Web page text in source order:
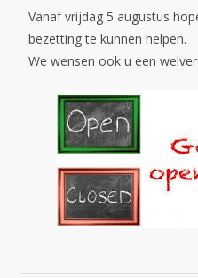
Vanaf vrijdag 5 augustus
bezetting te kunnen helpen.
We wensen ook u een